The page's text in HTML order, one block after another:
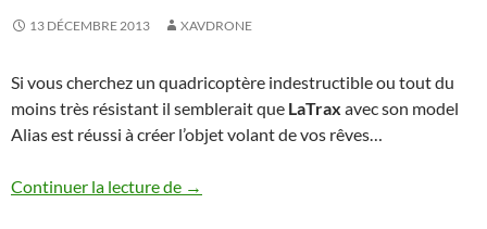
13 DÉCEMBRE 2013 XAVDRONE
Si vous cherchez un quadricoptère indestructible ou tout du
moins très résistant il semblerait que LaTrax avec son model
Alias est réussi à créer l’objet volant de vos rêves…
Continuer la lecture de LaTrax Alias
→